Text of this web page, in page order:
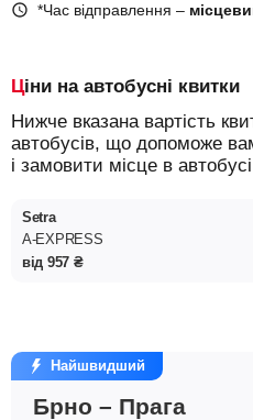
*Час відправлення –
Ціни на автобусні квитки
Нижче вказана вартість квитків на різні типи
автобусів, що допоможе
і замовити місце в
Setra
A-EXPRESS
від 957 ₴
Найшвидший
Брно – Прага